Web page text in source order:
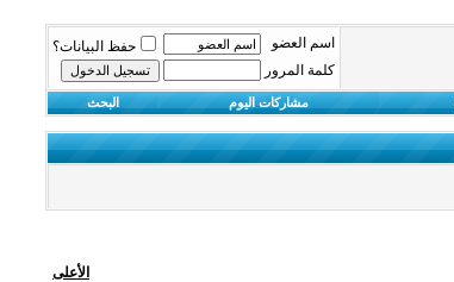
اسم العضو
حفظ البيانات؟
كلمة المرور
مشاركات اليوم البحث
الأعلى